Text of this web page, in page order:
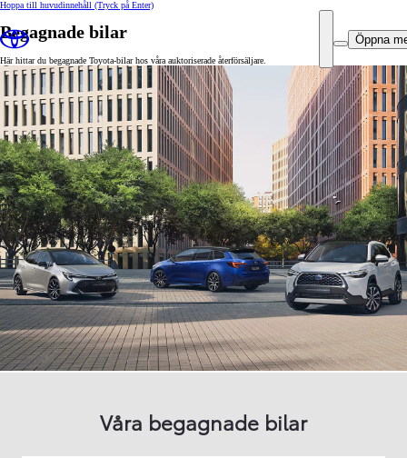
Hoppa till huvudinnehåll (Tryck på Enter)
Öppna
Begagnade bilar
Här hittar du begagnade Toyota-bilar hos våra auktoriserade återförsäljare.
Våra begagnade bilar